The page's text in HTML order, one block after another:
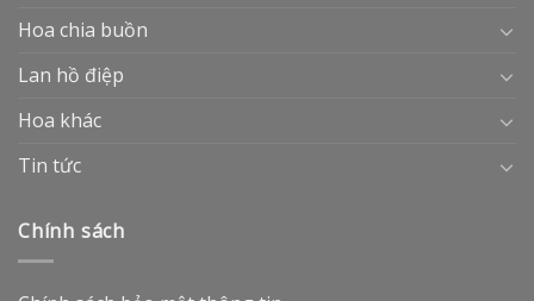
Hoa chia buồn
Lan hồ điệp
Hoa khác
Tin tức
Chính sách